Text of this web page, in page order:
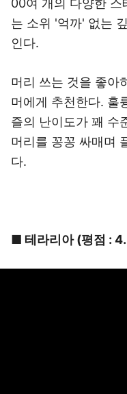
00여 개의 다양한 스
는 소위 '억까' 없는
인다.
머리 쓰는 것을 좋아
머에게 추천한다. 훌
즐의 난이도가 꽤 수
머리를 꽁꽁 싸매며
다.
■ 테라리아 (평점 :